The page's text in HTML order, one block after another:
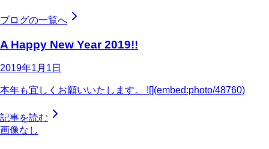
ブログの一覧へ
A Happy New Year 2019!!
2019年1月1日
本年も宜しくお願いいたします。 ![](embed:photo/48760)
記事を読む
画像なし